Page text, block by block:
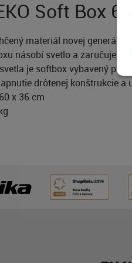
Soft Box
materiál novej
násobí svetlo a zaručuje,
je softbox vybavený
drôtenej konštrukcie a
x 36 cm